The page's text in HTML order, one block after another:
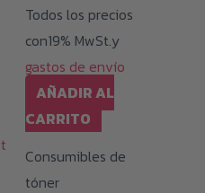
Todos los precios
con19% MwSt.y
gastos de envío
AÑADIR AL
CARRITO
Consumibles de
tóner